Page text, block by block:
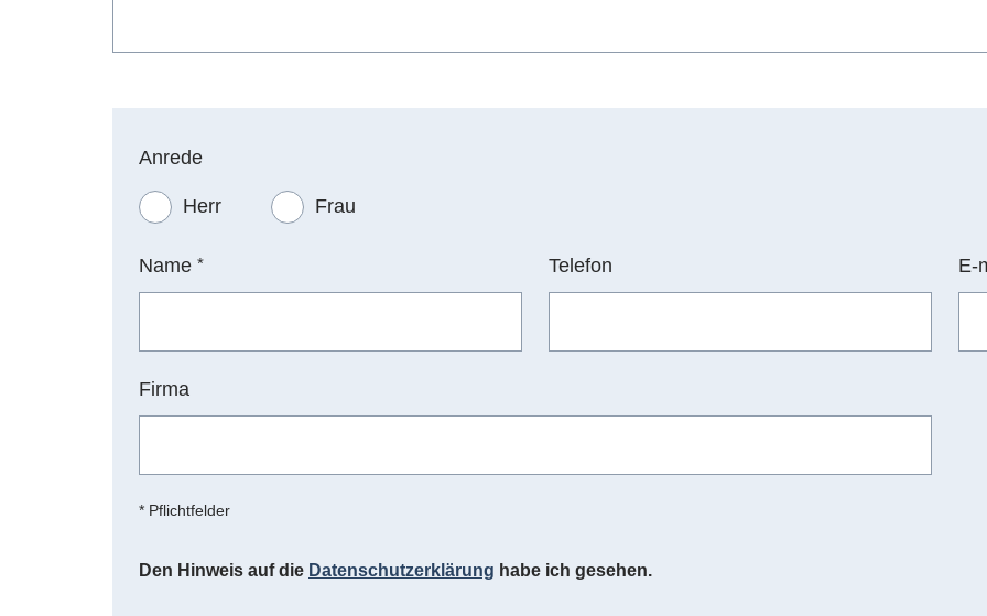
Anrede
Herr Frau
Name * Telefon E-
Firma
* Pflichtfelder
Den Hinweis auf die Datenschutzerklärung habe ich gesehen.